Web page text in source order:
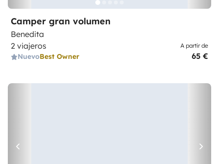
Camper gran volumen
Benedita
2 viajeros
NuevoBest Owner
A partir de
65 €